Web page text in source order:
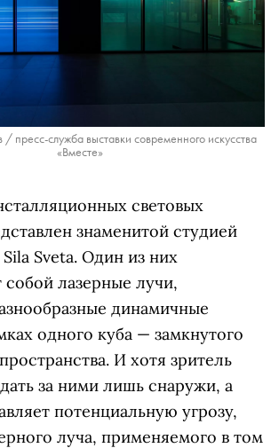
пресс-служба выставки современного искусства
«Вместе»
световых
знаменитой студией
Sveta. Один из них
собой лазерные лучи,
динамичные
одного куба — замкнутого
И хотя зритель
за ними лишь снаружи, а
потенциальную угрозу,
луча, применяемого в том